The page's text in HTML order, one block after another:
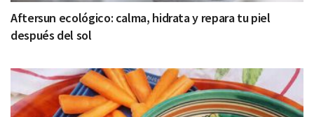
Aftersun ecológico: calma, hidrata y repara tu piel
después del sol